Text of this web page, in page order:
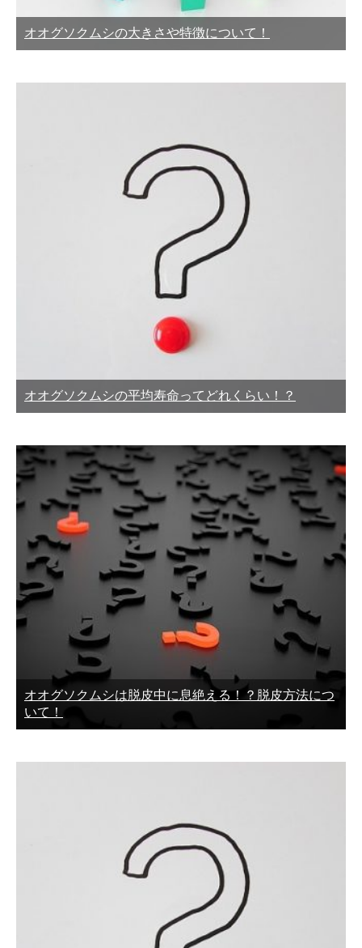
オオグソクムシの大きさや特徴について！
オオグソクムシの平均寿命ってどれくらい！？
オオグソクムシは脱皮中に息絶える！？脱皮方法につ
いて！